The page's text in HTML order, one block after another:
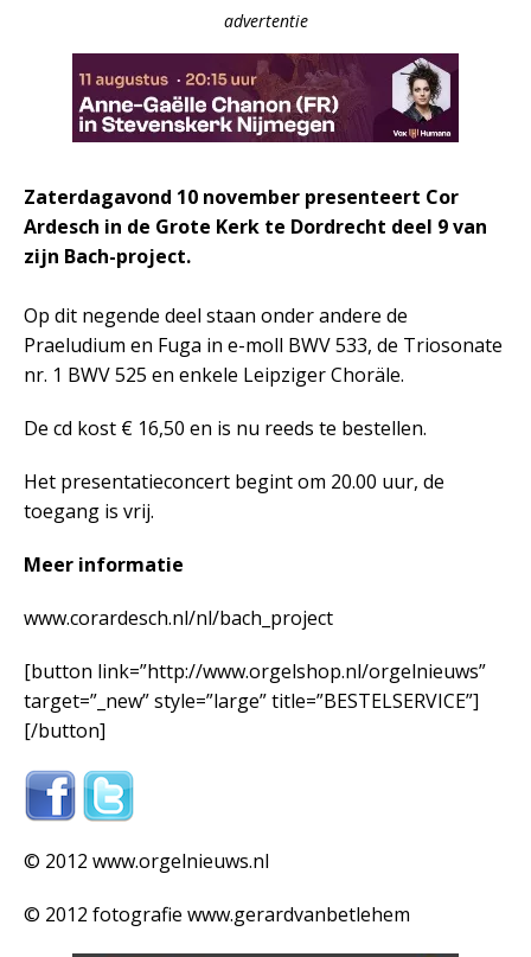
advertentie
Zaterdagavond 10 november presenteert Cor
Ardesch in de Grote Kerk te Dordrecht deel 9 van
zijn Bach-project.
Op dit negende deel staan onder andere de
Praeludium en Fuga in e-moll BWV 533, de Triosonate
nr. 1 BWV 525 en enkele Leipziger Choräle.
De cd kost € 16,50 en is nu reeds te bestellen.
Het presentatieconcert begint om 20.00 uur, de
toegang is vrij.
Meer informatie
www.corardesch.nl/nl/bach_project
[button link=”http://www.orgelshop.nl/orgelnieuws”
target=”_new” style=”large” title=”BESTELSERVICE”]
[/button]
© 2012 www.orgelnieuws.nl
© 2012 fotografie www.gerardvanbetlehem